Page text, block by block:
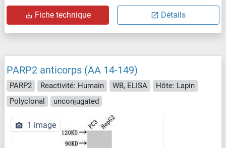
Fiche technique Détails
PARP2 anticorps (AA 14-149)
PARP2 Reactivité: Humain WB, ELISA
Hôte: Lapin
Polyclonal
unconjugated
1 image